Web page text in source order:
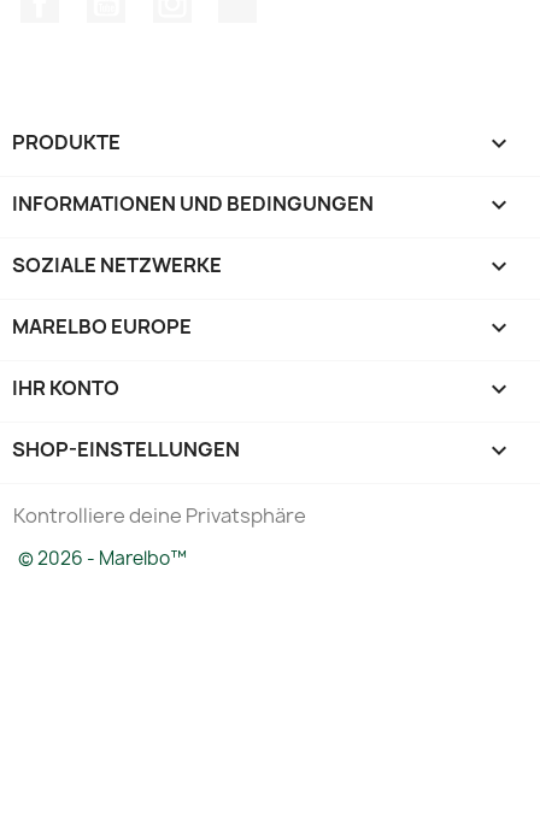
PRODUKTE 
INFORMATIONEN UND BEDINGUNGEN 
SOZIALE NETZWERKE 
MARELBO EUROPE 
IHR KONTO 
SHOP-EINSTELLUNGEN keyboard_arrow_down
Kontrolliere deine Privatsphäre
© 2026 - Marelbo™